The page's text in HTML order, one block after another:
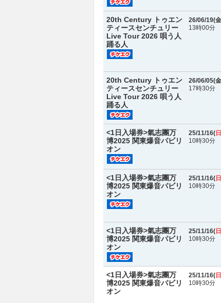
20th Century トゥエン
ティースセンチュリー
Live Tour 2026 唄う人
踊る人
26/06/19(金
13時00分
20th Century トゥエン
ティースセンチュリー
Live Tour 2026 唄う人
踊る人
26/06/05(金
17時30分
<1日入場券>氣志團万
博2025 関東爆音パビリ
オン
25/11/16( 日
10時30分
<1日入場券>氣志團万
博2025 関東爆音パビリ
オン
25/11/16( 日
10時30分
<1日入場券>氣志團万
博2025 関東爆音パビリ
オン
25/11/16( 日
10時30分
<1日入場券>氣志團万
博2025 関東爆音パビリ
オン
25/11/16( 日
10時30分